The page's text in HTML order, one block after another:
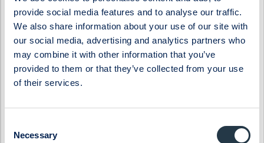
provide social media features and to analyse our traffic.
We also share information about your use of our site with
our social media, advertising and analytics partners who
may combine it with other information that you’ve
provided to them or that they’ve collected from your use
of their services.
Selection
Necessary
Donkey Republic
Prevas
Eastnine
Proact IT Group
Eolus